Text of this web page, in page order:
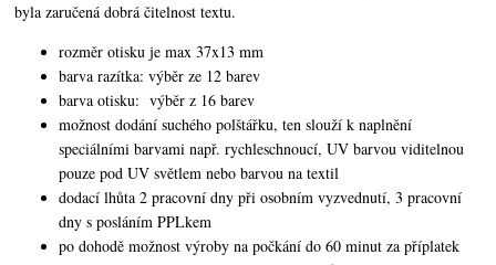
byla zaručená dobrá čitelnost textu.
rozměr otisku je max 37x13 mm
barva razítka: výběr ze 12 barev
barva otisku: výběr z 16 barev
možnost dodání suchého polštářku, ten slouží k naplnění
speciálními barvami např. rychleschnoucí, UV barvou viditelnou
pouze pod UV světlem nebo barvou na textil
dodací lhůta 2 pracovní dny při osobním vyzvednutí, 3 pracovní
dny s posláním PPLkem
po dohodě možnost výroby na počkání do 60 minut za příplatek